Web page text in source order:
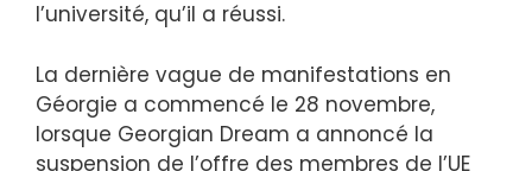
l’université, qu’il a réussi.
La dernière vague de manifestations en
Géorgie a commencé le 28 novembre,
lorsque Georgian Dream a annoncé la
suspension de l’offre des membres de l’UE